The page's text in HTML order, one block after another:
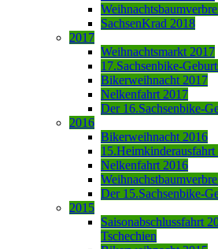
SachsenKrad 2018
2017
Weihnachtsmarkt 2017
17.Sachsenbike-
Bikerweihnacht 2017
Nelkenfahrt 2017
Der 16.Sachsenbike-
2016
Bikerweihnacht 2016
Nelkenfahrt 2016
Der 15.Sachsenbike-
2015
Saisonabschlussfahrt
Tschechien